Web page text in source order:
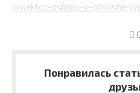
proektor-oshibki-v-
Понравилась